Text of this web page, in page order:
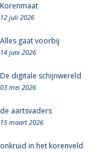
Korenmaat
12 juli 2026
Alles gaat voorbij
14 juni 2026
De digitale schijnwereld
03 mei 2026
de aartsvaders
15 maart 2026
onkruid in het korenveld